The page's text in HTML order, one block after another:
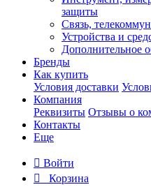
защиты
Связь,
Устройства и
Дополнительное
Бренды
Как купить
Условия доставки
Компания
Реквизиты Отзывы о
Контакты
Еще
Войти
Корзина